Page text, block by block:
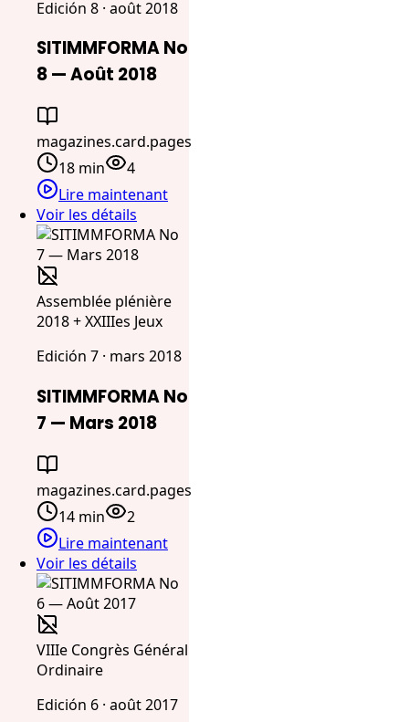
Edición 8 · août 2018
SITIMMFORMA No
8 — Août 2018
magazines.card.pages
18 min
4
Lire maintenant
Voir les détails
Assemblée plénière
2018 + XXIIIes Jeux
Edición 7 · mars 2018
SITIMMFORMA No
7 — Mars 2018
magazines.card.pages
14 min
2
Lire maintenant
Voir les détails
VIIIe Congrès Général
Ordinaire
Edición 6 · août 2017